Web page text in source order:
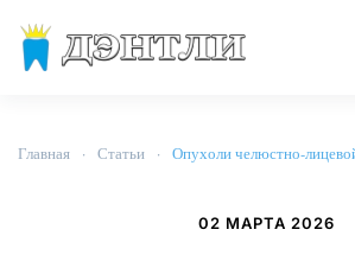
Перейти к содержимому
Главная Статьи Опухоли челюстно-
02 МАРТА 2026